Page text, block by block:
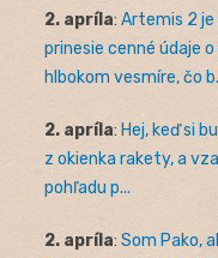
2. apríla: Artemis 2
prinesie cenné údaje
hlbokom vesmíre, čo
2. apríla: Hej, keď si
z okienka rakety, a
pohľadu p...
2. apríla: Som Pako,